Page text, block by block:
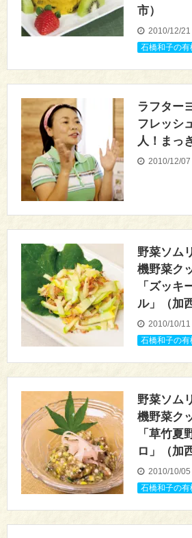
市）
2010/12/21
石橋和子の
ラフター
フレッシ
人！まっ
2010/12/07
野菜ソム
機野菜ク
「ズッキ
ル」（加
2010/10/11
石橋和子の
野菜ソム
機野菜ク
「草竹夏
ロ」（加
2010/10/05
石橋和子の